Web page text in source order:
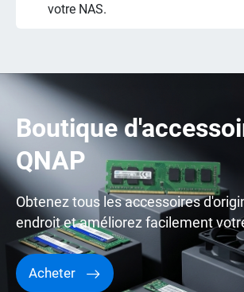
votre NAS.
Boutique
QNAP
Obtenez tous les accessoires
endroit et améliorez facilement
Acheter